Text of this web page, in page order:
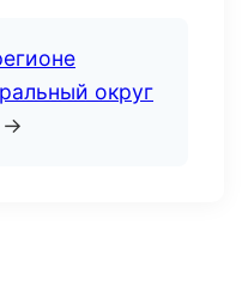
округ
→